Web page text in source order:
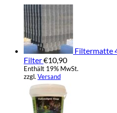
Produktseite
gewählt
werden
Filtermatte
Filter€10,90
Enthält 19% MwSt.
zzgl. Versand